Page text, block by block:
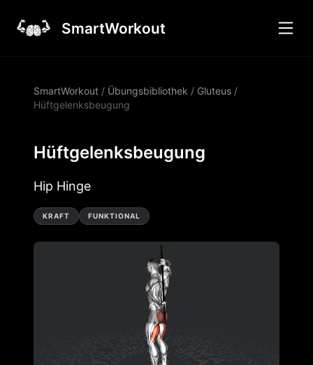
SmartWorkout
SmartWorkout / Übungsbibliothek / Gluteus /
Hüftgelenksbeugung
Hüftgelenksbeugung
Hip Hinge
KRAFT FUNKTIONAL